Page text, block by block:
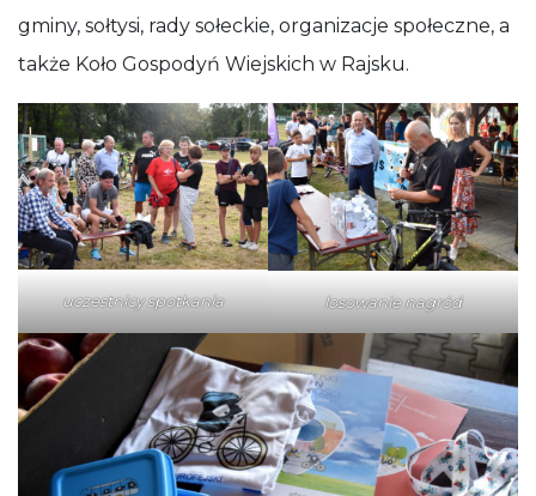
gminy, sołtysi, rady sołeckie, organizacje społeczne, a
także Koło Gospodyń Wiejskich w Rajsku.
uczestnicy spotkania losowanie nagród